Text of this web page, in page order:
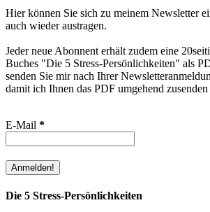
Hier können Sie sich zu meinem Newsletter
auch wieder austragen.
Jeder neue Abonnent erhält zudem eine
Buches "Die 5 Stress-Persönlichkeiten" als
senden Sie mir nach Ihrer
damit ich Ihnen das PDF umgehend zusenden
E-Mail *
Die 5 Stress-Persönlichkeiten